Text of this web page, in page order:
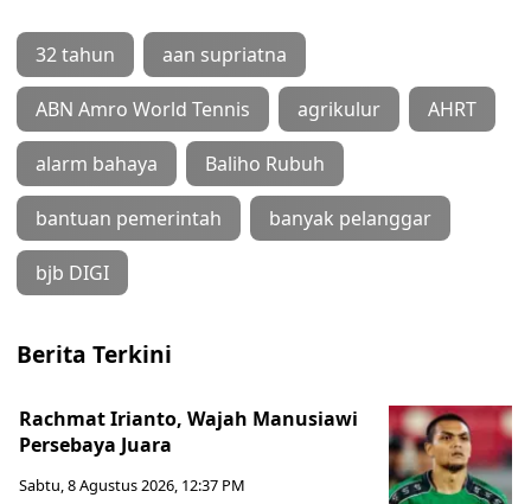
32 tahun aan supriatna
ABN Amro World Tennis agrikulur AHRT
alarm bahaya Baliho Rubuh
bantuan pemerintah banyak pelanggar
bjb DIGI
Berita Terkini
Rachmat Irianto, Wajah Manusiawi
Persebaya Juara
Sabtu, 8 Agustus 2026, 12:37 PM